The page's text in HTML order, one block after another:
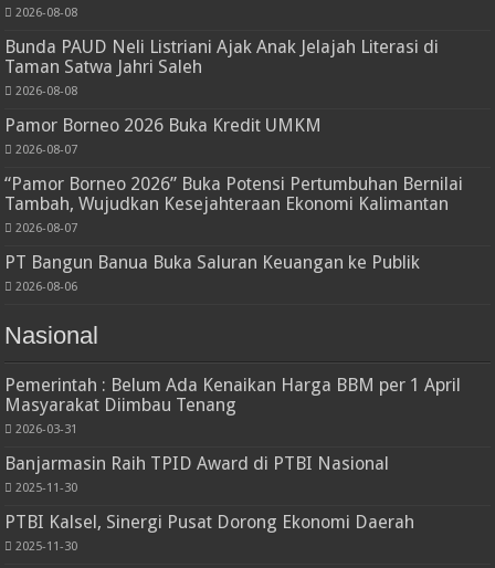
2026-08-08
Bunda PAUD Neli Listriani Ajak Anak Jelajah Literasi di
Taman Satwa Jahri Saleh
2026-08-08
Pamor Borneo 2026 Buka Kredit UMKM
2026-08-07
“Pamor Borneo 2026” Buka Potensi Pertumbuhan Bernilai
Tambah, Wujudkan Kesejahteraan Ekonomi Kalimantan
2026-08-07
PT Bangun Banua Buka Saluran Keuangan ke Publik
2026-08-06
Nasional
Pemerintah : Belum Ada Kenaikan Harga BBM per 1 April
Masyarakat Diimbau Tenang
2026-03-31
Banjarmasin Raih TPID Award di PTBI Nasional
2025-11-30
PTBI Kalsel, Sinergi Pusat Dorong Ekonomi Daerah
2025-11-30